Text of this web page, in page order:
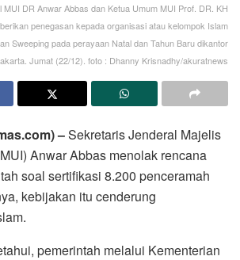
DR Anwar Abbas dan Ketua Umum MUI Prof. DR. KH
penegasan kepada organisasi atau kelompok Islam
Sweeping pada perayaan Natal dan Tahun Baru dikantor
Jumat (22/12). foto : Dhanny Krisnadhy/akuratnews
–Sekretaris Jenderal Majelis
Anwar Abbas menolak rencana
soal sertifikasi 8.200 penceramah
kebijakan itu cenderung
pemerintah melalui Kementerian